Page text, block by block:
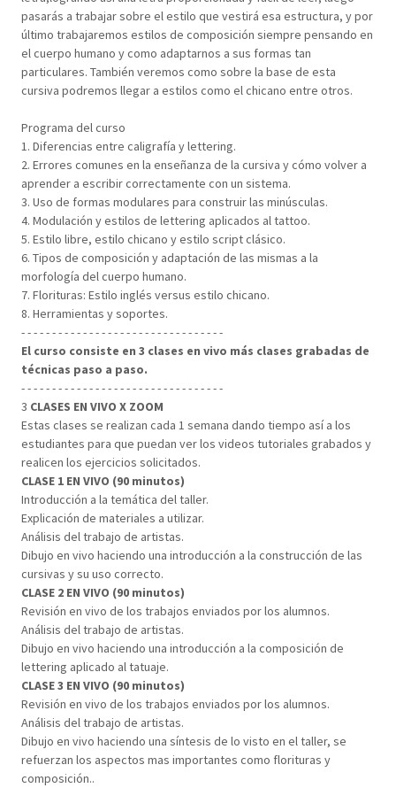
pasarás a trabajar sobre el estilo que vestirá esa estructura, y por
último trabajaremos estilos de composición siempre pensando en
el cuerpo humano y como adaptarnos a sus formas tan
particulares. También veremos como sobre la base de esta
cursiva podremos llegar a estilos como el chicano entre otros.
Programa del curso
1. Diferencias entre caligrafía y lettering.
2. Errores comunes en la enseñanza de la cursiva y cómo volver a
aprender a escribir correctamente con un sistema.
3. Uso de formas modulares para construir las minúsculas.
4. Modulación y estilos de lettering aplicados al tattoo.
5. Estilo libre, estilo chicano y estilo script clásico.
6. Tipos de composición y adaptación de las mismas a la
morfología del cuerpo humano.
7. Florituras: Estilo inglés versus estilo chicano.
8. Herramientas y soportes.
- - - - - - - - - - - - - - - - - - - - - - - - - - - - - - - - -
El curso consiste en 3 clases en vivo más clases grabadas de
técnicas paso a paso.
- - - - - - - - - - - - - - - - - - - - - - - - - - - - - - - - -
3 CLASES EN VIVO X ZOOM
Estas clases se realizan cada 1 semana dando tiempo así a los
estudiantes para que puedan ver los videos tutoriales grabados y
realicen los ejercicios solicitados.
CLASE 1 EN VIVO (90 minutos)
Introducción a la temática del taller.
Explicación de materiales a utilizar.
Análisis del trabajo de artistas.
Dibujo en vivo haciendo una introducción a la construcción de las
cursivas y su uso correcto.
CLASE 2 EN VIVO (90 minutos)
Revisión en vivo de los trabajos enviados por los alumnos.
Análisis del trabajo de artistas.
Dibujo en vivo haciendo una introducción a la composición de
lettering aplicado al tatuaje.
CLASE 3 EN VIVO (90 minutos)
Revisión en vivo de los trabajos enviados por los alumnos.
Análisis del trabajo de artistas.
Dibujo en vivo haciendo una síntesis de lo visto en el taller, se
refuerzan los aspectos mas importantes como florituras y
composición..